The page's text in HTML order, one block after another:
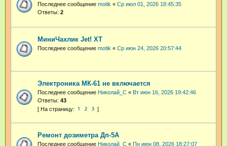
Последнее сообщение motik « Ср июл 01, 2026 18:45:35
Ответы: 2
МиниЧахлик Jet! XT
Последнее сообщение motik « Ср июн 24, 2026 20:57:44
Электроника МК-61 не включается
Последнее сообщение Николай_С « Вт июн 16, 2026 19:42:46
Ответы: 43
1 2 3
Ремонт дозиметра Дп-5А
Последнее сообщение Николай_С « Пн июн 08, 2026 18:27:07